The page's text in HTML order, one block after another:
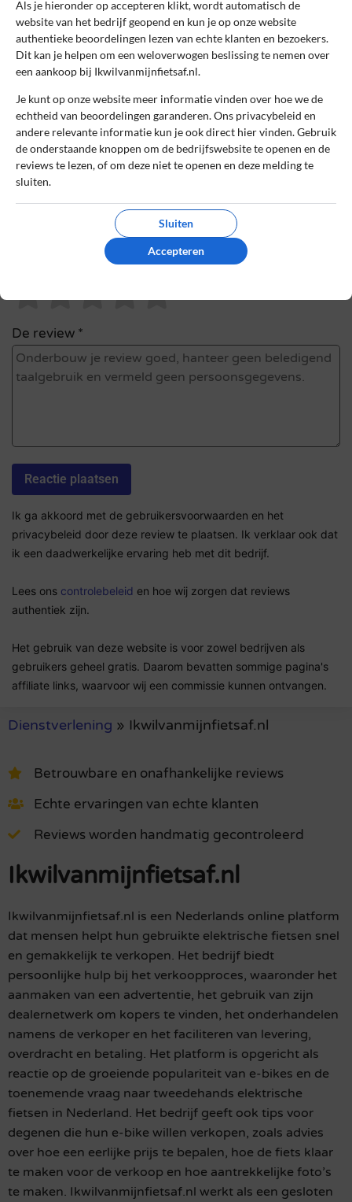
Naam *
Bestelnummer
De review *
Ik ga akkoord met de gebruikersvoorwaarden en het
privacybeleid door deze review te plaatsen. Ik verklaar ook dat
ik een daadwerkelijke ervaring heb met dit bedrijf.
Lees ons controlebeleid en hoe wij zorgen dat reviews
authentiek zijn.
Het gebruik van deze website is voor zowel bedrijven als
gebruikers geheel gratis. Daarom bevatten sommige pagina's
affiliate links, waarvoor wij een commissie kunnen ontvangen.
Dienstverlening » Ikwilvanmijnfietsaf.nl
Betrouwbare en onafhankelijke reviews
Echte ervaringen van echte klanten
Reviews worden handmatig gecontroleerd
Ikwilvanmijnfietsaf.nl
Ikwilvanmijnfietsaf.nl is een Nederlands online platform
dat mensen helpt hun gebruikte elektrische fietsen snel
en gemakkelijk te verkopen. Het bedrijf biedt
persoonlijke hulp bij het verkoopproces, waaronder het
aanmaken van een advertentie, het gebruik van zijn
dealernetwerk om kopers te vinden, het onderhandelen
namens de verkoper en het faciliteren van levering,
overdracht en betaling. Het platform is opgericht als
reactie op de groeiende populariteit van e-bikes en de
toenemende vraag naar tweedehands elektrische
fietsen in Nederland. Het bedrijf geeft ook tips voor
degenen die hun e-bike willen verkopen, zoals advies
over hoe een eerlijke prijs te bepalen, hoe de fiets klaar
te maken voor de verkoop en hoe aantrekkelijke foto’s
te maken. Ikwilvanmijnfietsaf.nl werkt als een gesloten
Als je hieronder op accepteren klikt, wordt automatisch de
website van het bedrijf geopend en kun je op onze website
authentieke beoordelingen lezen van echte klanten en bezoekers.
Dit kan je helpen om een weloverwogen beslissing te nemen over
een aankoop bij Ikwilvanmijnfietsaf.nl.
Je kunt op onze website meer informatie vinden over hoe we de
echtheid van beoordelingen garanderen. Ons privacybeleid en
andere relevante informatie kun je ook direct hier vinden. Gebruik
de onderstaande knoppen om de bedrijfswebsite te openen en de
reviews te lezen, of om deze niet te openen en deze melding te
sluiten.
Sluiten
Accepteren